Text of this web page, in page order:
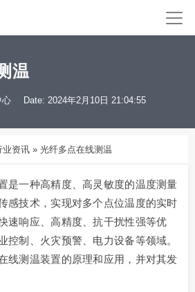
温
心 Date: 2024年2月10日 21:04:55
业资讯 » 光纤多点在线测温
是一种高精度、高灵敏度的温度测量
感技术，实现对多个点位温度的实时
速响应、高精度、抗干扰性强等优
控制、火灾预警、电力设备等领域。
线测温装置的原理和应用，并对其发